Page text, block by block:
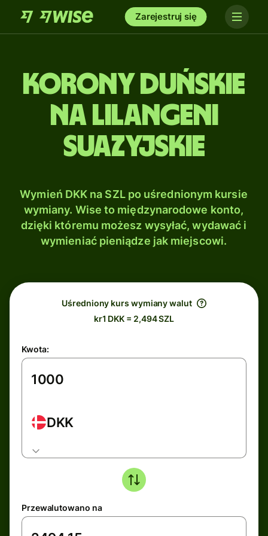
Zarejestruj się
Korony duńskie
na Lilangeni
suazyjskie
Wymień DKK na SZL po uśrednionym kursie
wymiany. Wise to międzynarodowe konto,
dzięki któremu możesz wysyłać, wydawać i
wymieniać pieniądze jak miejscowi.
Uśredniony kurs wymiany walut
kr1 DKK = 2,494 SZL
Kwota:
DKK
Przewalutowano na